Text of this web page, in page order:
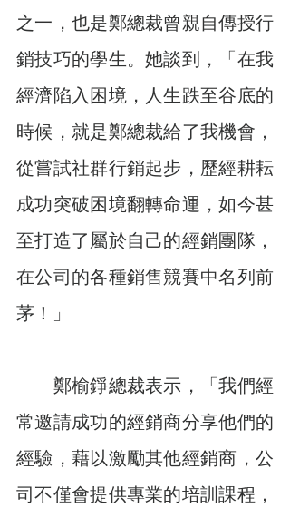
之一，也是鄭總裁曾親自傳授行
銷技巧的學生。她談到，「在我
經濟陷入困境，人生跌至谷底的
時候，就是鄭總裁給了我機會，
從嘗試社群行銷起步，歷經耕耘
成功突破困境翻轉命運，如今甚
至打造了屬於自己的經銷團隊，
在公司的各種銷售競賽中名列前
茅！」
鄭榆錚總裁表示，「我們經
常邀請成功的經銷商分享他們的
經驗，藉以激勵其他經銷商，公
司不僅會提供專業的培訓課程，